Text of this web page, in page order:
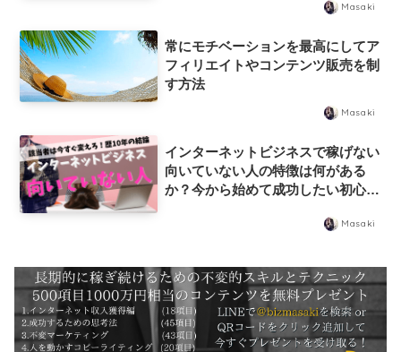
Masaki
常にモチベーションを最高にしてア
フィリエイトやコンテンツ販売を制
す方法
Masaki
インターネットビジネスで稼げない
向いていない人の特徴は何がある
か？今から始めて成功したい初心者
Masaki